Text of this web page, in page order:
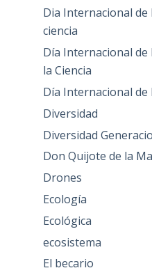
Dia Internacional de
ciencia
Día Internacional
la Ciencia
Día Internacional de
Diversidad
Diversidad
Don Quijote de la
Drones
Ecología
Ecológica
ecosistema
El becario